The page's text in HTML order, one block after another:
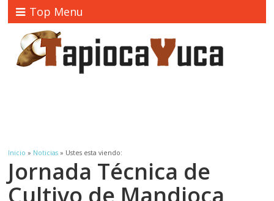
Top Menu
Inicio » Noticias » Ustes esta viendo:
Jornada Técnica de